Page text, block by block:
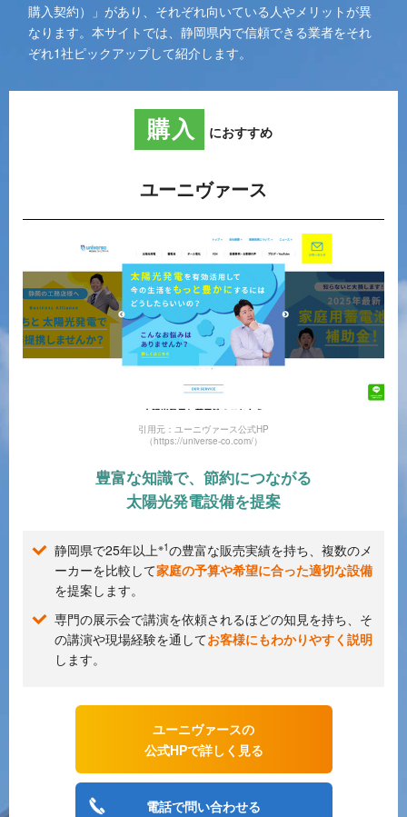
購入契約）」があり、それぞれ向いている人やメリットが異
なります。本サイトでは、静岡県内で信頼できる業者をそれ
ぞれ1社ピックアップして紹介します。
購入 におすすめ
ユーニヴァース
引用元：ユーニヴァース公式HP
（https://universe-co.com/）
豊富な知識で、節約につながる
太陽光発電設備を提案
静岡県で25年以上※1の豊富な販売実績を持ち、複数のメ
ーカーを比較して家庭の予算や希望に合った適切な設備
を提案します。
専門の展示会で講演を依頼されるほどの知見を持ち、そ
の講演や現場経験を通してお客様にもわかりやすく説明
します。
ユーニヴァースの
公式HPで詳しく見る
電話で問い合わせる